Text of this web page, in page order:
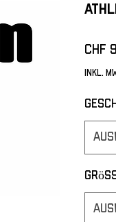
CHF
inkl.